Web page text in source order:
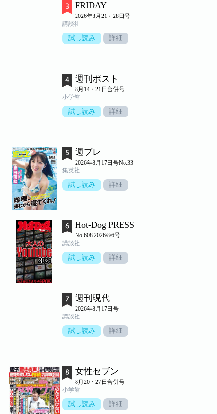
FRIDAY
2026年8月21・28日号
講談社
試し読み 詳細
週刊ポスト
8月14・21日合併号
小学館
試し読み 詳細
週プレ
2026年8月17日号No.33
集英社
試し読み 詳細
Hot-Dog PRESS
No.608 2026/8/6号
講談社
試し読み 詳細
週刊現代
2026年8月17日号
講談社
試し読み 詳細
女性セブン
8月20・27日合併号
小学館
試し読み 詳細